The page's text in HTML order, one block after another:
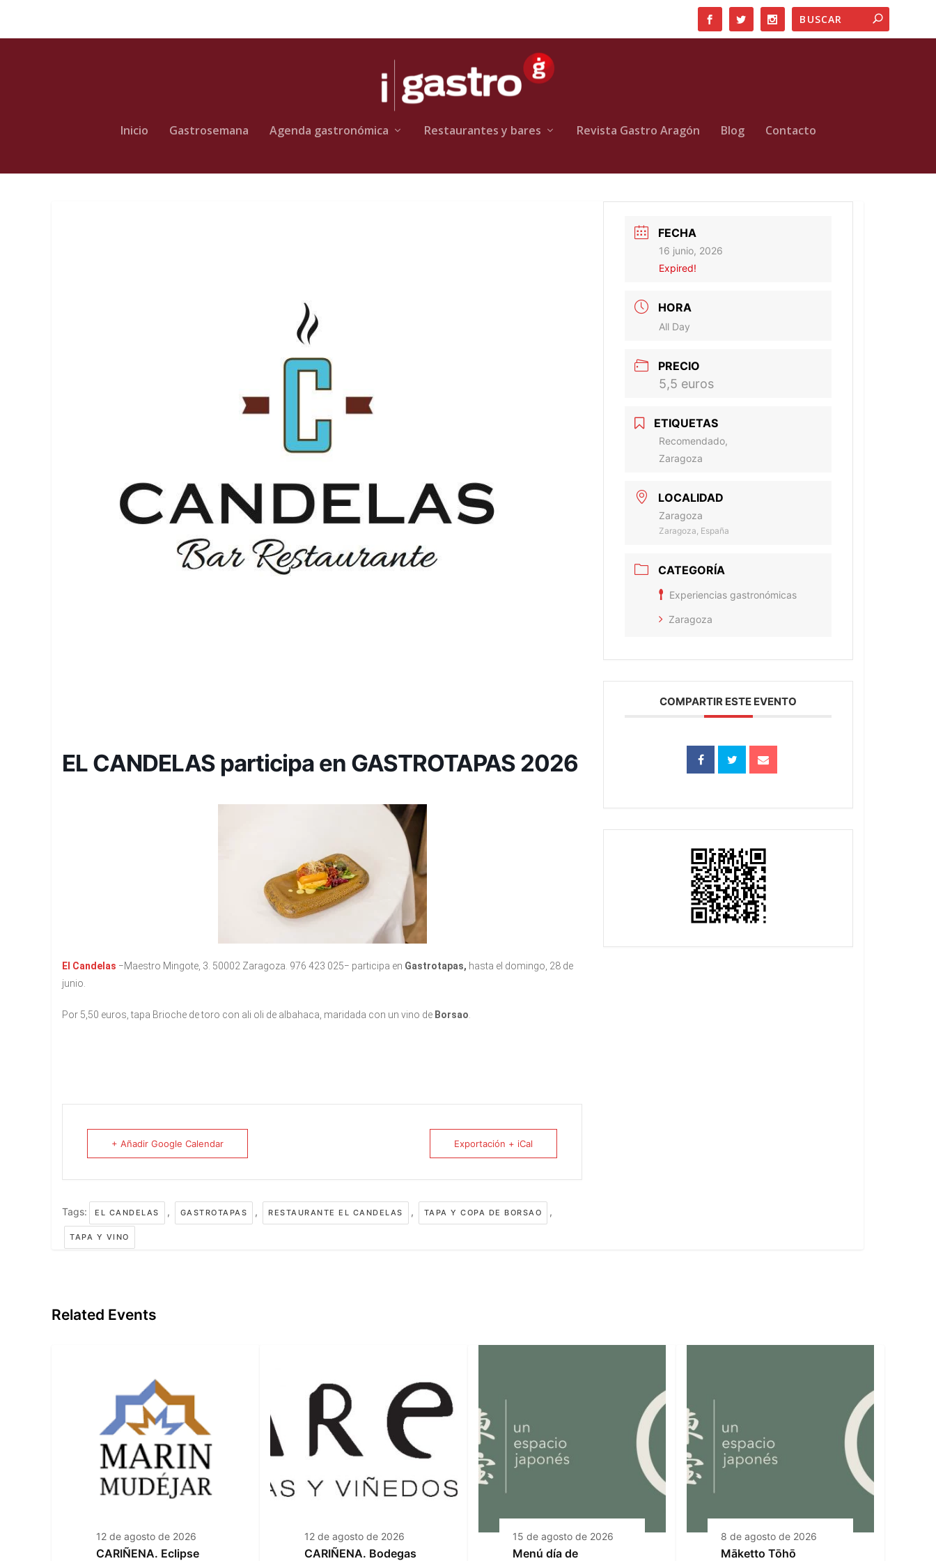
Inicio Gastrosemana Agenda gastronómica Restaurantes y bares Revista Gastro Aragón Blog Contacto
EL CANDELAS participa en GASTROTAPAS 2026
El Candelas −Maestro Mingote, 3. 50002 Zaragoza. 976 423 025− participa en Gastrotapas, hasta el domingo, 28 de
junio.
Por 5,50 euros, tapa Brioche de toro con ali oli de albahaca, maridada con un vino de Borsao.
+ Añadir Google Calendar Exportación + iCal
Tags: EL CANDELAS , GASTROTAPAS , RESTAURANTE EL CANDELAS , TAPA Y COPA DE BORSAO ,
TAPA Y VINO
FECHA
16 junio, 2026
Expired!
HORA
All Day
PRECIO
5,5 euros
ETIQUETAS
Recomendado,
Zaragoza
LOCALIDAD
Zaragoza
Zaragoza, España
CATEGORÍA
Experiencias gastronómicas
Zaragoza
COMPARTIR ESTE EVENTO
Related Events
12 de agosto de 2026
CARIÑENA. Eclipse
12 de agosto de 2026
CARIÑENA. Bodegas
15 de agosto de 2026
Menú día de
8 de agosto de 2026
Māketto Tōhō